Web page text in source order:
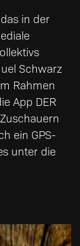
in der
Schwarz
Rahmen
App DER
ein GPS-
unter die